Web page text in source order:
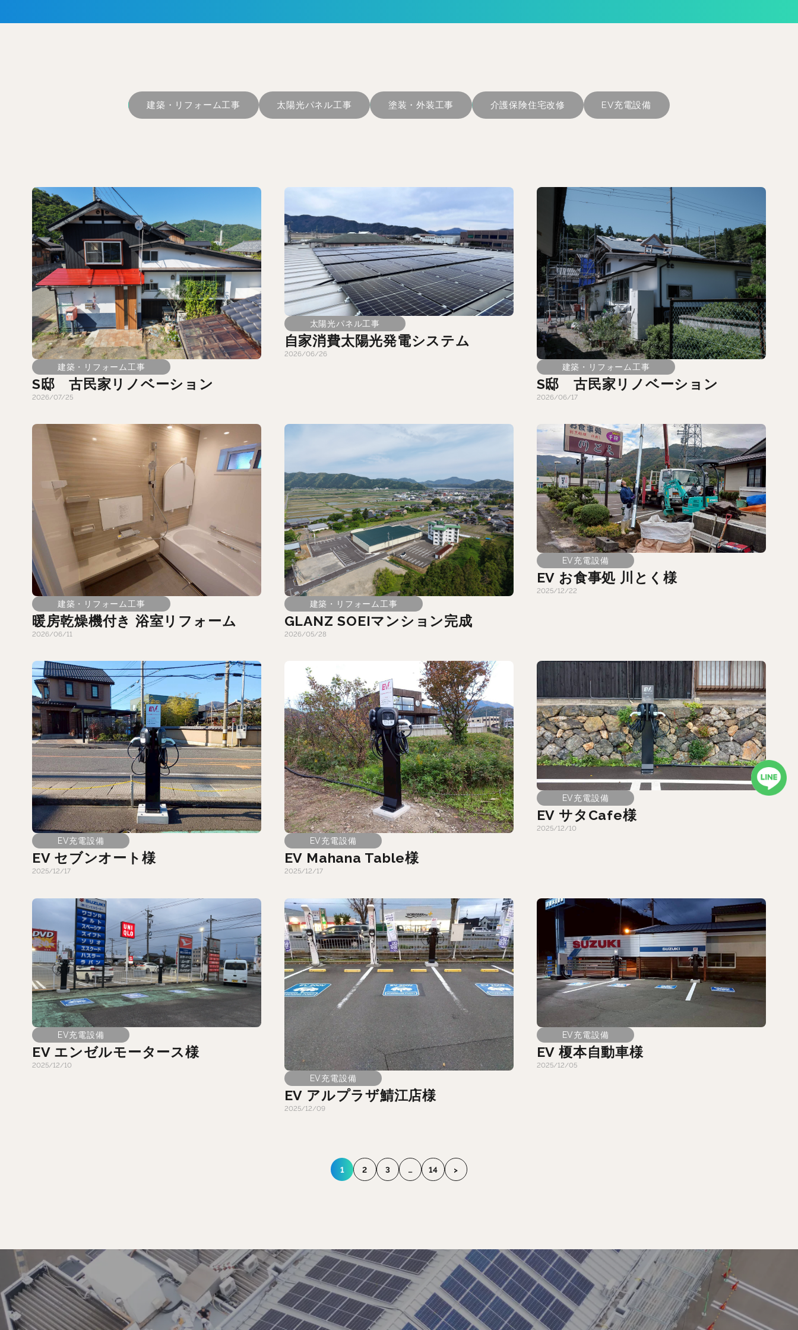
建築・リフォーム工事 太陽光パネル工事 塗装・外装工事 介護保険住宅改修 EV充電設備
建築・リフォーム工事
S邸 古民家リノベーション
2026/07/25
太陽光パネル工事
自家消費太陽光発電システム
2026/06/26
建築・リフォーム工事
S邸 古民家リノベーション
2026/06/17
建築・リフォーム工事
暖房乾燥機付き 浴室リフォーム
2026/06/11
建築・リフォーム工事
GLANZ SOEIマンション完成
2026/05/28
EV充電設備
EV お食事処 川とく様
2025/12/22
EV充電設備
EV セブンオート様
2025/12/17
EV充電設備
EV Mahana Table様
2025/12/17
EV充電設備
EV サタCafe様
2025/12/10
EV充電設備
EV エンゼルモータース様
2025/12/10
EV充電設備
EV アルプラザ鯖江店様
2025/12/09
EV充電設備
EV 榎本自動車様
2025/12/05
1 2 3 … 14 >